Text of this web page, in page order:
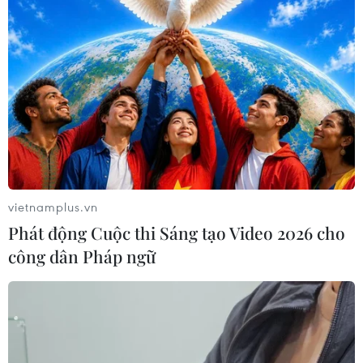
Hải Phòng khẳng định vị thế Thành
phố đổi mới sáng tạo
04/08/2026 01:26
Xem thêm
CƠ QUAN CHỦ QUẢN: THÔNG TẤN XÃ VIỆT NAM
Tổng Biên tập: TRẦN TIẾN DUẨN
Phó Tổng Biên tập: NGUYỄN THỊ TÁM, KHÚC THANH
THỦY
vietnamplus.vn
Phát động Cuộc thi Sáng tạo Video 2026 cho
công dân Pháp ngữ